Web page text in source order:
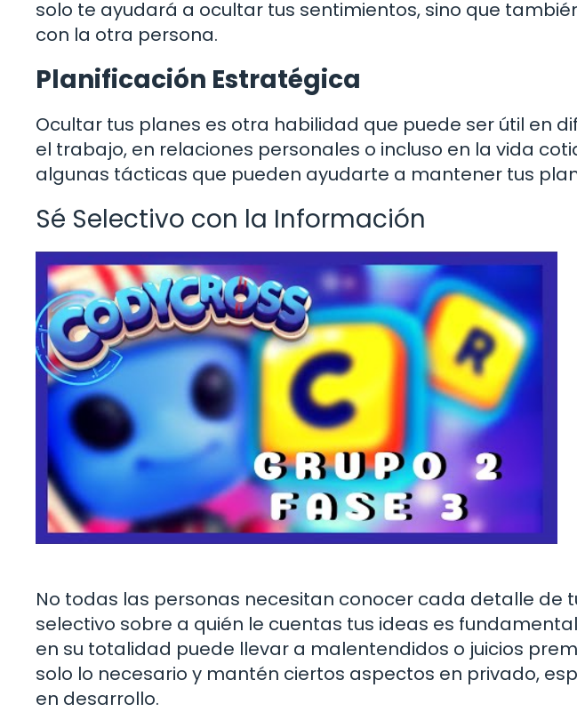
solo te ayudará a ocultar tus sentimientos, sino que
con la otra persona.
Planificación Estratégica
Ocultar tus planes es otra habilidad que puede ser útil en
el trabajo, en relaciones personales o incluso en la vida
algunas tácticas que pueden ayudarte a mantener tus
Sé Selectivo con la Información
No todas las personas necesitan conocer cada detalle de
selectivo sobre a quién le cuentas tus ideas es
en su totalidad puede llevar a malentendidos o juicios
solo lo necesario y mantén ciertos aspectos en privado,
en desarrollo.